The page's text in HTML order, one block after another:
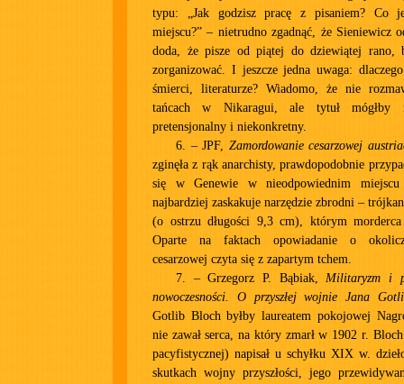
typu: „Jak godzisz pracę z pisaniem? Co
miejscu?” – nietrudno zgadnąć, że Sieniewicz
doda, że pisze od piątej do dziewiątej rano,
zorganizować. I jeszcze jedna uwaga:
śmierci, literaturze? Wiadomo, że nie
tańcach w Nikaragui, ale tytuł
pretensjonalny i niekonkretny.
6. – JPF, Zamordowanie cesarzowej
zginęła z rąk anarchisty, prawdopodobnie
się w Genewie w nieodpowiednim
najbardziej zaskakuje narzędzie zbrodni –
(o ostrzu długości 9,3 cm), którym
Oparte na faktach opowiadanie o
cesarzowej czyta się z zapartym tchem.
7. – Grzegorz P. Bąbiak,Militaryzm i
nowoczesności. O przyszłej wojnie Jana
Gotlib Bloch byłby laureatem pokojowej
nie zawał serca, na który zmarł w 1902 r.
pacyfistycznej) napisał u schyłku XIX w.
skutkach wojny przyszłości, jego